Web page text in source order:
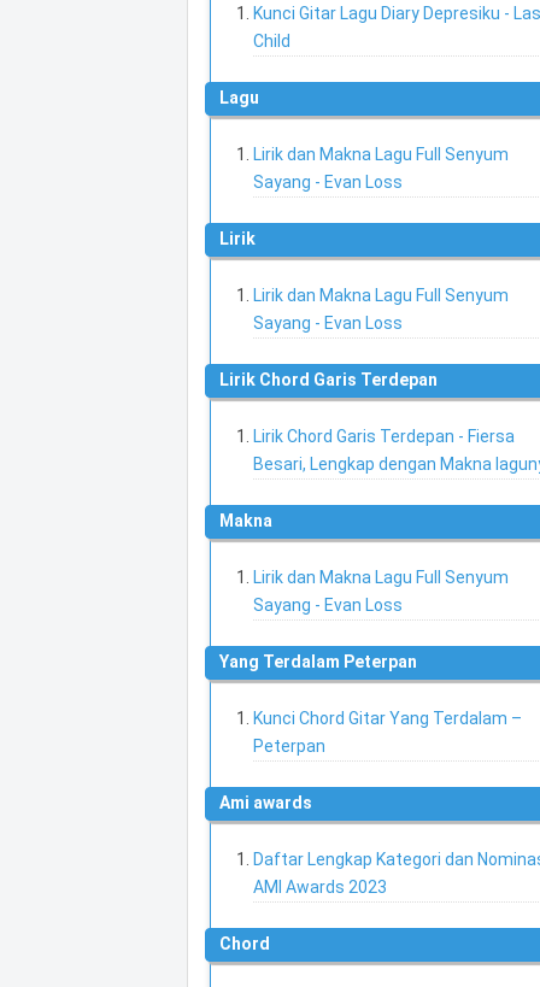
Kunci Gitar Lagu Diary Depresiku -
Child
Lagu
Lirik dan Makna Lagu Full Senyum
Sayang - Evan Loss
Lirik
Lirik dan Makna Lagu Full Senyum
Sayang - Evan Loss
Lirik Chord Garis Terdepan
Lirik Chord Garis Terdepan - Fiersa
Besari, Lengkap dengan Makna
Makna
Lirik dan Makna Lagu Full Senyum
Sayang - Evan Loss
Yang Terdalam Peterpan
Kunci Chord Gitar Yang Terdalam –
Peterpan
ami awards
Daftar Lengkap Kategori dan
AMI Awards 2023
chord